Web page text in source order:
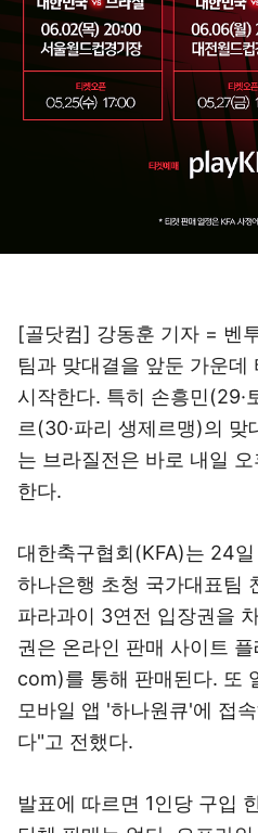
[골닷컴] 강동훈 기자 = 벤
팀과 맞대결을 앞둔 가운데
시작한다. 특히 손흥민(29·
르(30·파리 생제르맹)의 맞
는 브라질전은 바로 내일
한다.
대한축구협회(KFA)는 24
하나은행 초청 국가대표팀
파라과이 3연전 입장권을
권은 온라인 판매 사이트
com)를 통해 판매된다. 또
모바일 앱 '하나원큐'에 접
다"고 전했다.
발표에 따르면 1인당 구입